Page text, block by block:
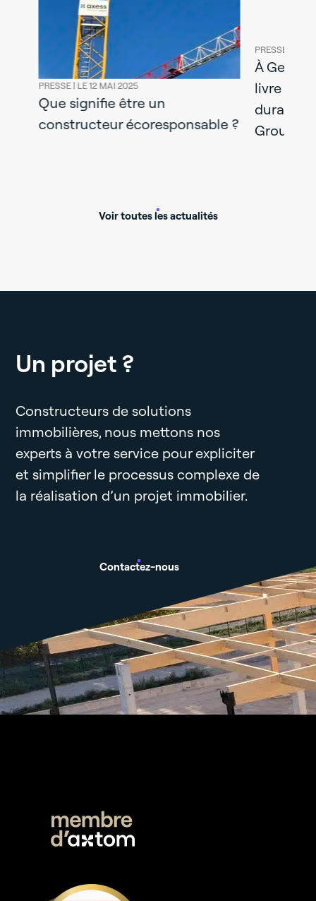
PRESSE |LE 12 MAI 2025
Que signifie être un
constructeur écoresponsable ?
PRESSE |
À
livre un
durable
Groupe
Voir toutes les actualités
Un projet ?
Constructeurs de solutions
immobilières, nous mettons nos
experts à votre service pour expliciter
et simplifier le processus complexe de
la réalisation d’un projet immobilier.
Contactez-nous